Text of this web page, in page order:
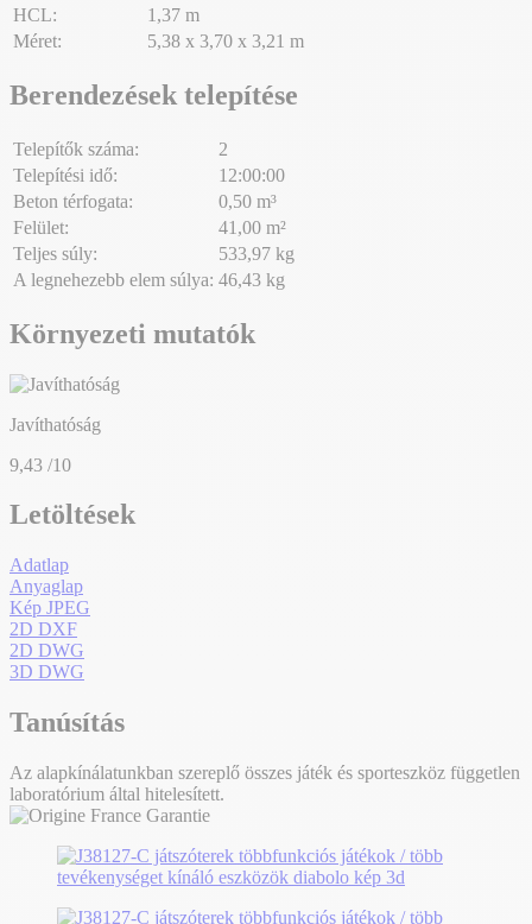
HCL:
1,37 m
Méret:
5,38 x 3,70 x 3,21 m
Berendezések telepítése
Telepítők száma:
2
Telepítési idő:
12:00:00
Beton térfogata:
0,50 m³
Felület:
41,00 m²
Teljes súly:
533,97 kg
A legnehezebb elem súlya: 46,43 kg
Környezeti mutatók
Javíthatóság
9,43 /10
Letöltések
Adatlap
Anyaglap
Kép JPEG
2D DXF
2D DWG
3D DWG
Tanúsítás
Az alapkínálatunkban szereplő összes játék és sporteszköz független
laboratórium által hitelesített.